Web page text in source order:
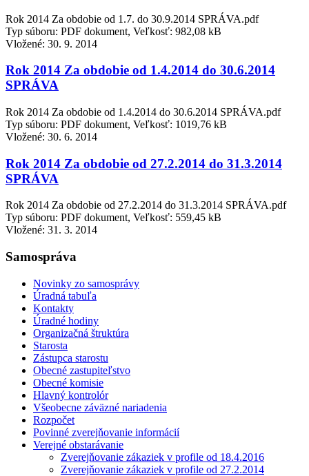
Rok 2014 Za obdobie od 1.7. do 30.9.2014 SPRÁVA.pdf
Typ súboru: PDF dokument, Veľkosť: 982,08 kB
Vložené: 30. 9. 2014
Rok 2014 Za obdobie od 1.4.2014 do 30.6.2014
SPRÁVA
Rok 2014 Za obdobie od 1.4.2014 do 30.6.2014 SPRÁVA.pdf
Typ súboru: PDF dokument, Veľkosť: 1019,76 kB
Vložené: 30. 6. 2014
Rok 2014 Za obdobie od 27.2.2014 do 31.3.2014
SPRÁVA
Rok 2014 Za obdobie od 27.2.2014 do 31.3.2014 SPRÁVA.pdf
Typ súboru: PDF dokument, Veľkosť: 559,45 kB
Vložené: 31. 3. 2014
Samospráva
Novinky zo samosprávy
Úradná tabuľa
Kontakty
Úradné hodiny
Organizačná štruktúra
Starosta
Zástupca starostu
Obecné zastupiteľstvo
Obecné komisie
Hlavný kontrolór
Všeobecne záväzné nariadenia
Rozpočet
Povinné zverejňovanie informácií
Verejné obstarávanie
Zverejňovanie zákaziek v profile od 18.4.2016
Zverejňovanie zákaziek v profile od 27.2.2014